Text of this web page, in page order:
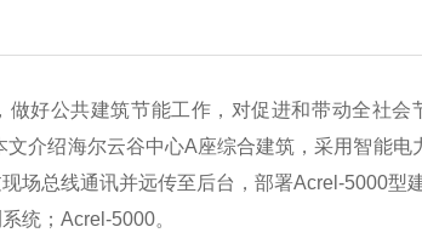
做好公共建筑节能工作，对促进和带动全社
文介绍海尔云谷中心A座综合建筑，采用智能
场总线通讯并远传至后台，部署Acrel-5000型
统；Acrel-5000。